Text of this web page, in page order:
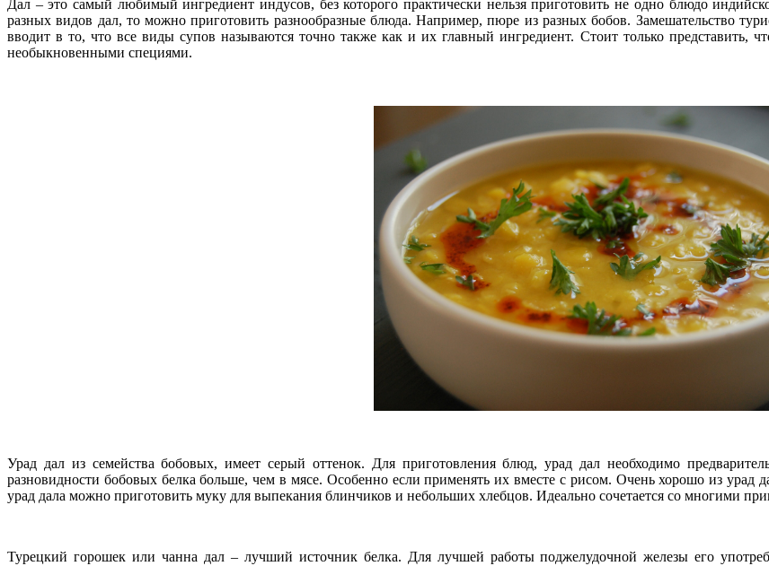
Дал – это самый любимый ингредиент индусов, без которого практически нельзя приготовить не одно блюдо
разных видов дал, то можно приготовить разнообразные блюда. Например, пюре из разных бобов. Замешательство
вводит в то, что все виды супов называются точно также как и их главный ингредиент. Стоит только представить,
необыкновенными специями.
Урад дал из семейства бобовых, имеет серый оттенок. Для приготовления блюд, урад дал необходимо
разновидности бобовых белка больше, чем в мясе. Особенно если применять их вместе с рисом. Очень хорошо из урад
урад дала можно приготовить муку для выпекания блинчиков и небольших хлебцов. Идеально сочетается со многими
Турецкий горошек или чанна дал – лучший источник белка. Для лучшей работы поджелудочной железы его